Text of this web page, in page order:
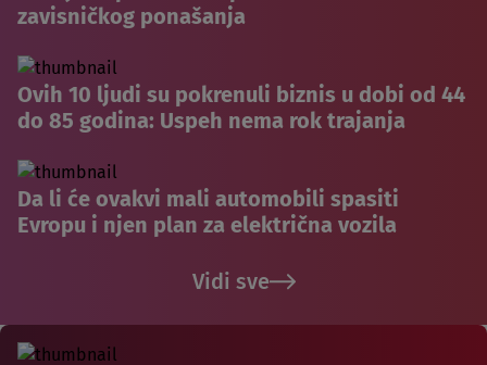
zavisničkog ponašanja
Ovih 10 ljudi su pokrenuli biznis u dobi od 44
do 85 godina: Uspeh nema rok trajanja
Da li će ovakvi mali automobili spasiti
Evropu i njen plan za električna vozila
Vidi sve